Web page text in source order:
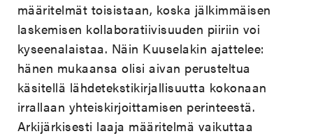
määritelmät toisistaan, koska jälkimmäisen
laskemisen kollaboratiivisuuden piiriin voi
kyseenalaistaa. Näin Kuuselakin ajattelee:
hänen mukaansa olisi aivan perusteltua
käsitellä lähdetekstikirjallisuutta kokonaan
irrallaan yhteiskirjoittamisen perinteestä.
Arkijärkisesti laaja määritelmä vaikuttaa